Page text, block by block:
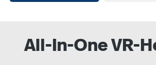
All-In-One VR-